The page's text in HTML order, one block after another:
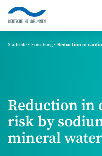
Startseite~Forschung~Reduction in cardiovascular risk
Reduction in
risk by
mineral water